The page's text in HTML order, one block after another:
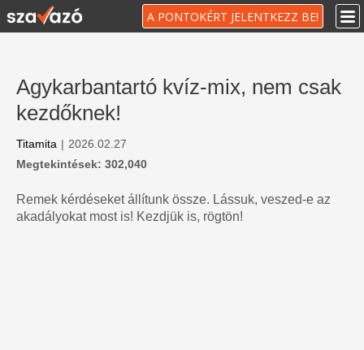
A PONTOKÉRT JELENTKEZZ BE!
Agykarbantartó kvíz-mix, nem csak
kezdőknek!
Titamita | 2026.02.27
Megtekintések: 302,040
Remek kérdéseket állítunk össze. Lássuk, veszed-e az
akadályokat most is! Kezdjük is, rögtön!